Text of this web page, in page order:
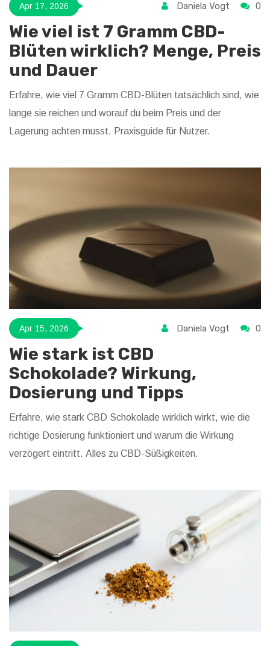
Apr 17, 2026 Daniela Vogt 0
Wie viel ist 7 Gramm CBD-
Blüten wirklich? Menge, Preis
und Dauer
Erfahre, wie viel 7 Gramm CBD-Blüten tatsächlich sind, wie
lange sie reichen und worauf du beim Preis und der
Lagerung achten musst. Praxisguide für Nutzer.
Apr 15, 2026 Daniela Vogt 0
Wie stark ist CBD
Schokolade? Wirkung,
Dosierung und Tipps
Erfahre, wie stark CBD Schokolade wirklich wirkt, wie die
richtige Dosierung funktioniert und warum die Wirkung
verzögert eintritt. Alles zu CBD-Süßigkeiten.